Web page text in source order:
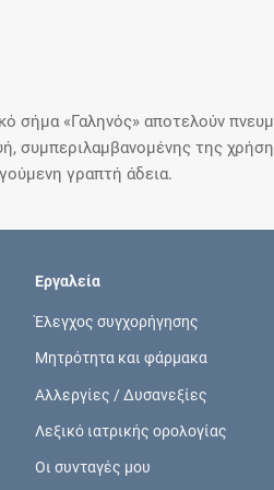
«Γαληνός» αποτελούν
της
γραπτή άδεια.
Εργαλεία
Έλεγχος συγχορήγησης
Μητρότητα και φάρμακα
Αλλεργίες / Δυσανεξίες
Λεξικό ιατρικής ορολογίας
Οι συνταγές μου